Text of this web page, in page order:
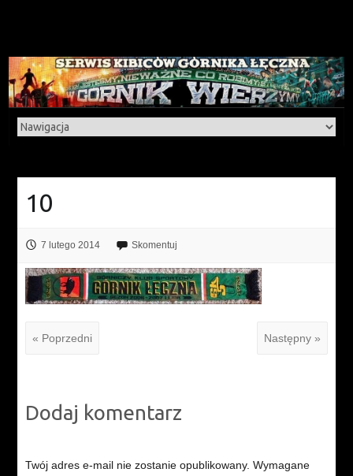
10
7 lutego 2014 Skomentuj
« Poprzedni Następny »
Dodaj komentarz
Twój adres e-mail nie zostanie opublikowany. Wymagane